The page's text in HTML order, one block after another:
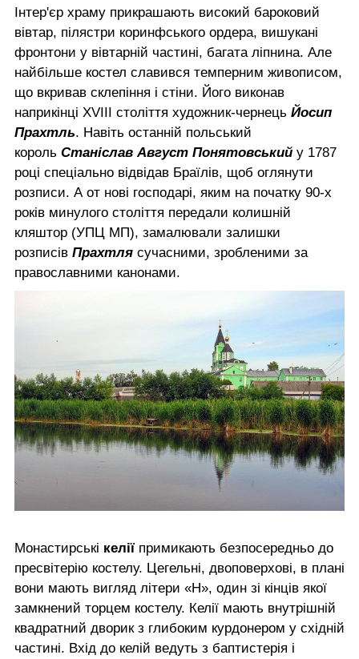
Інтер'єр храму прикрашають високий бароковий
вівтар, пілястри коринфського ордера, вишукані
фронтони у вівтарній частині, багата ліпнина. Але
найбільше костел славився темперним живописом,
що вкривав склепіння і стіни. Його виконав
наприкінці XVIII століття художник-чернець Йосип
Прахтль. Навіть останній польський
король Станіслав Август Понятовський у 1787
році спеціально відвідав Браїлів, щоб оглянути
розписи. А от нові господарі, яким на початку 90-х
років минулого століття передали колишній
кляштор (УПЦ МП), замалювали залишки
розписів Прахтля сучасними, зробленими за
православними канонами.
Монастирські келії примикають безпосередньо до
пресвітерію костелу. Цегельні, двоповерхові, в плані
вони мають вигляд літери «Н», один зі кінців якої
замкнений торцем костелу. Келії мають внутрішній
квадратний дворик з глибоким курдонером у східній
частині. Вхід до келій ведуть з баптистерія і